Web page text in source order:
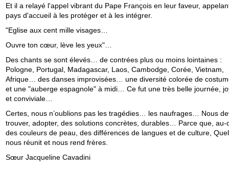
Et il a relayé l'appel vibrant du Pape François en leur faveur,
pays d'accueil à les protéger et à les intégrer.
"Eglise aux cent mille visages…
Ouvre ton cœur, lève les yeux"…
Des chants se sont élevés… de contrées plus ou moins lointaines :
Pologne, Portugal, Madagascar, Laos, Cambodge, Corée, Vietnam,
Afrique… des danses improvisées… une diversité colorée de
et une "auberge espagnole" à midi… Ce fut une très belle journée,
et conviviale…
Certes, nous n’oublions pas les tragédies… les naufrages… Nous
trouver, adopter, des solutions concrètes, durables… Parce que, au-
des couleurs de peau, des différences de langues et de culture,
nous réunit et nous rend frères.
Sœur Jacqueline Cavadini